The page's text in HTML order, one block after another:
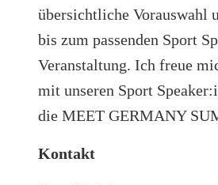
übersichtliche Vorauswahl
bis zum passenden Sport
Veranstaltung. Ich freue
mit unseren Sport
die MEET GERMANY
Kontakt